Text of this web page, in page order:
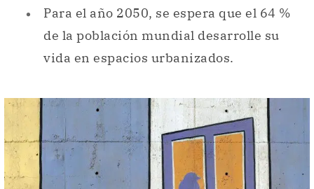
Para el año 2050, se espera que el 64 %
de la población mundial desarrolle su
vida en espacios urbanizados.